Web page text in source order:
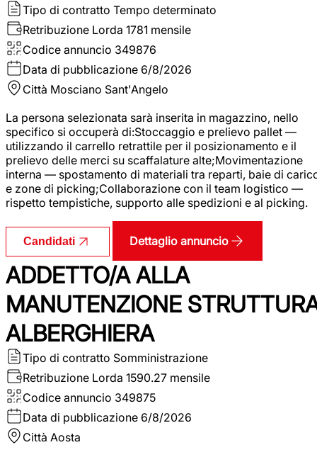
Tipo di contratto Tempo determinato
Retribuzione Lorda 1781 mensile
Codice annuncio 349876
Data di pubblicazione 6/8/2026
Città Mosciano Sant'Angelo
La persona selezionata sarà inserita in magazzino, nello
specifico si occuperà di:Stoccaggio e prelievo pallet —
utilizzando il carrello retrattile per il posizionamento e il
prelievo delle merci su scaffalature alte;Movimentazione
interna — spostamento di materiali tra reparti, baie di
e zone di picking;Collaborazione con il team logistico —
rispetto tempistiche, supporto alle spedizioni e al picking.
Candidati Dettaglio annuncio
ADDETTO/A ALLA
MANUTENZIONE
ALBERGHIERA
Tipo di contratto Somministrazione
Retribuzione Lorda 1590.27 mensile
Codice annuncio 349875
Data di pubblicazione 6/8/2026
Città Aosta